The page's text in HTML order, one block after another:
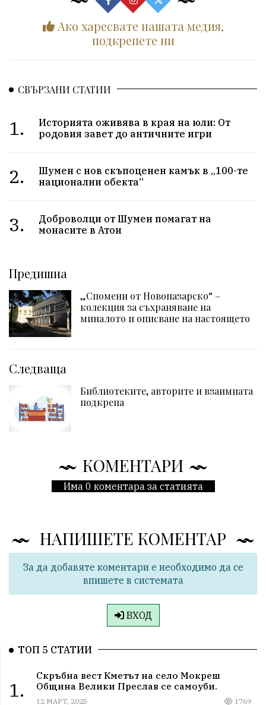
Ако харесвате нашата медия,
подкрепете ни
СВЪРЗАНИ СТАТИИ
1.
Историята оживява в края на юли: От
родовия завет до античните игри
2.
Шумен с нов скъпоценен камък в „100-те
национални обекта“
3.
Доброволци от Шумен помагат на
монасите в Атон
Предишна
„Спомени от Новопазарско“ –
колекция за съхраняване на
миналото и описване на настоящето
Следваща
Библиотеките, авторите и взаимната
подкрепа
КОМЕНТАРИ
Има 0 коментара за статията
НАПИШЕТЕ КОМЕНТАР
За да добавяте коментари е необходимо да се
впишете в системата
ВХОД
ТОП 5 СТАТИИ
1.
Скръбна вест Кметът на село Мокреш
Община Велики Преслав се самоуби.
12 МАРТ, 2025 1769